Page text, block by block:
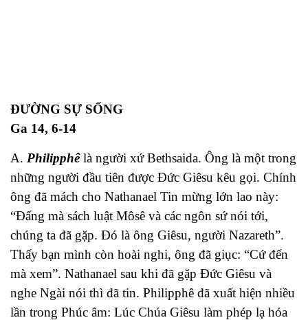
ĐƯỜNG SỰ SỐNG
Ga 14, 6-14
A. Philipphêlà người xứ Bethsaida. Ông là một trong
những người đầu tiên được Đức Giêsu kêu gọi. Chính
ông đã mách cho Nathanael Tin mừng lớn lao này:
“Đấng mà sách luật Môsê và các ngôn sứ nói tới,
chúng ta đã gặp. Đó là ông Giêsu, người Nazareth”.
Thấy bạn mình còn hoài nghi, ông đã giục: “Cứ đến
mà xem”. Nathanael sau khi đã gặp Đức Giêsu và
nghe Ngài nói thì đã tin. Philipphê đã xuất hiện nhiều
lần trong Phúc âm: Lúc Chúa Giêsu làm phép lạ hóa